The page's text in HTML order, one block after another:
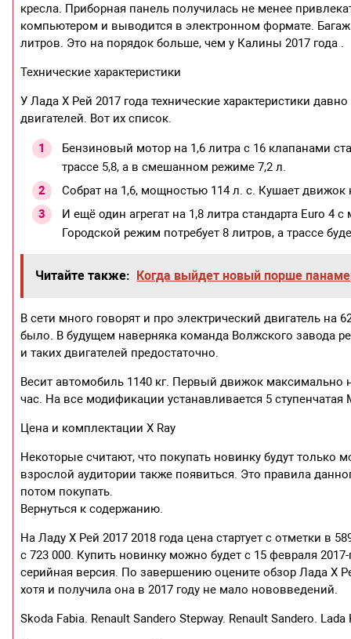
кресла. Приборная панель получилась не менее
компьютером и выводится в электронном формате.
литров. Это на порядок больше, чем у Калины 2017 года .
Технические характеристики
У Лада Х Рей 2017 года технические характеристики
двигателей. Вот их список.
Бензиновый мотор на 1,6 литра с 16 клапанами
трассе 5,8, а в смешанном режиме 7,2 л.
Собрат на 1,6, мощностью 114 л. с. Кушает движок
И ещё один агрегат на 1,8 литра стандарта Euro
Городской режим потребует 8 литров, а трассе
Читайте также: Когда выйдет новый порше
В сети много говорят и про электрический двигатель
было. В будущем наверняка команда Волжского завода
и таких двигателей предостаточно.
Весит автомобиль 1140 кг. Первый движок максимально
час. На все модификации устанавливается 5
Цена и комплектации X Ray
Некоторые считают, что покупать новинку будут
взрослой аудитории также появиться. Это правила
потом покупать.
Вернуться к содержанию.
На Ладу Х Рей 2017 2018 года цена стартует с отметки в
с 723 000. Купить новинку можно будет с 15 февраля
серийная версия. По завершению оцените обзор Лада Х
хотя и получила она в 2017 году не мало нововведений.
Skoda Fabia. Renault Sandero Stepway. Renault Sandero.